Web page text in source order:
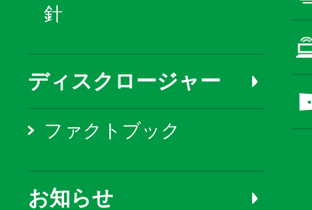
針
ディスクロージャー
ファクトブック
お知らせ